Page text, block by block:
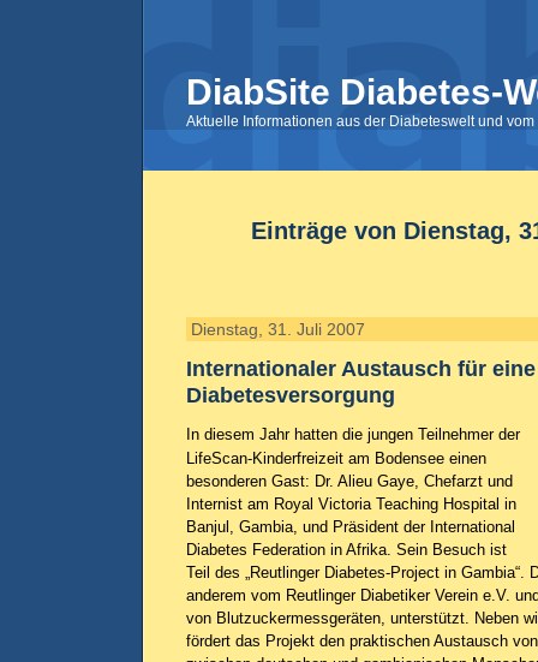
DiabSite Diabetes-
Aktuelle Informationen aus der Diabeteswelt und
Einträge von Dienstag,
Dienstag, 31. Juli 2007
Internationaler Austausch für
Diabetesversorgung
In diesem Jahr hatten die jungen Teilnehmer der
LifeScan-Kinderfreizeit am Bodensee einen
besonderen Gast: Dr. Alieu Gaye, Chefarzt und
Internist am Royal Victoria Teaching Hospital in
Banjul, Gambia, und Präsident der International
Diabetes Federation in Afrika. Sein Besuch ist
Teil des „Reutlinger Diabetes-Project in Gambia“.
anderem vom Reutlinger Diabetiker Verein e.V.
von Blutzuckermessgeräten, unterstützt. Neben
fördert das Projekt den praktischen Austausch